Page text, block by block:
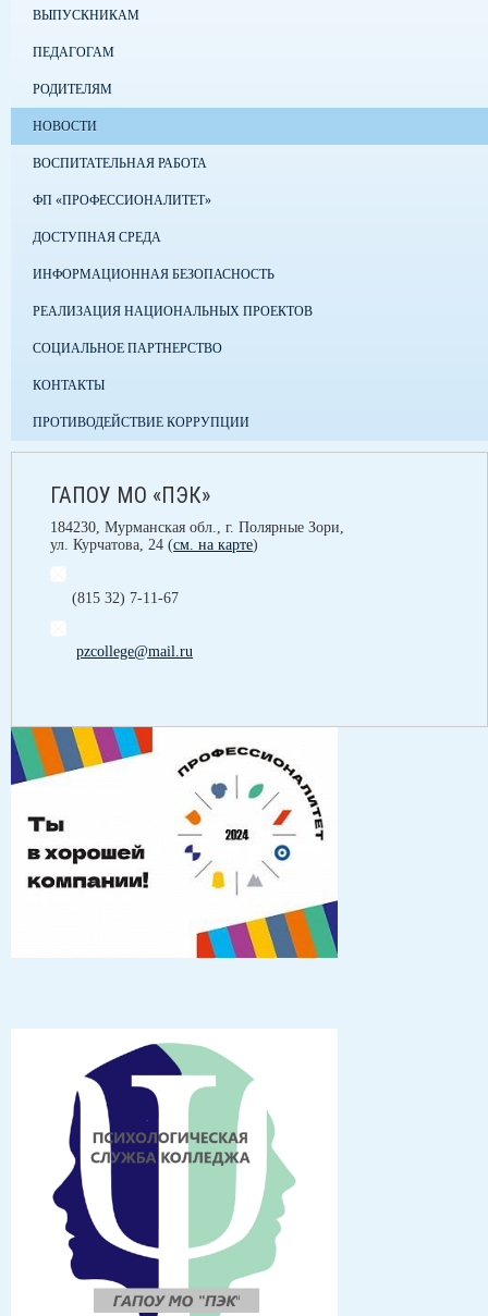
ВЫПУСКНИКАМ
ПЕДАГОГАМ
РОДИТЕЛЯМ
НОВОСТИ
ВОСПИТАТЕЛЬНАЯ РАБОТА
ФП «ПРОФЕССИОНАЛИТЕТ»
ДОСТУПНАЯ СРЕДА
ИНФОРМАЦИОННАЯ БЕЗОПАСНОСТЬ
РЕАЛИЗАЦИЯ НАЦИОНАЛЬНЫХ ПРОЕКТОВ
СОЦИАЛЬНОЕ ПАРТНЕРСТВО
КОНТАКТЫ
ПРОТИВОДЕЙСТВИЕ КОРРУПЦИИ
ГАПОУ МО «ПЭК»
184230, Мурманская обл., г. Полярные Зори,
ул. Курчатова, 24 (см. на карте)
(815 32) 7-11-67
pzcollege@mail.ru